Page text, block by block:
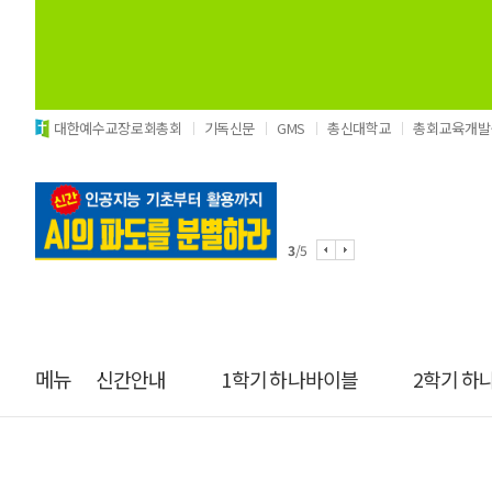
메뉴
3/5
신간안내 1학기 하나바이블 2학기 하
대한예수교장로회총회 기독신문 GMS 총신대학교 총회교육개